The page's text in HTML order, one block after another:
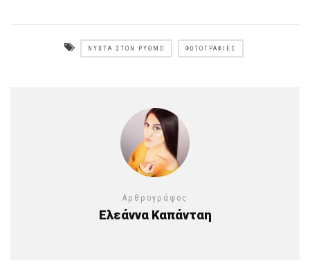
ΝΎΧΤΑ ΣΤΟΝ ΡΥΘΜΌ ΦΩΤΟΓΡΑΦΊΕΣ
Αρθρογράφος
Ελεάννα Καπάνταη